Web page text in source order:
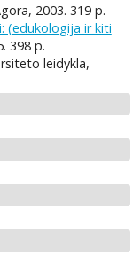
2003. 319 p.
(edukologija ir kiti
398 p.
leidykla,